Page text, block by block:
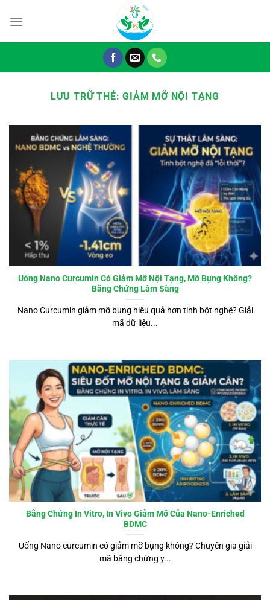
đến
LƯU TRỮ THẺ:GIẢM MỠ NỘI TẠNG
Uống Nano Curcumin Có Giảm Mỡ Nội Tạng, Mỡ Bụng Không?
Bằng Chứng Lâm Sàng
Nano Curcumin giảm mỡ bụng hiệu quả hơn tinh bột nghệ? Giải
mã dữ liệu...
Bằng Chứng In Vitro, In Vivo Giảm Mỡ Của Nano-Enriched
BDMC
Uống Nano curcumin có giảm mỡ bụng không? Chuyên gia giải
mã bằng chứng y...